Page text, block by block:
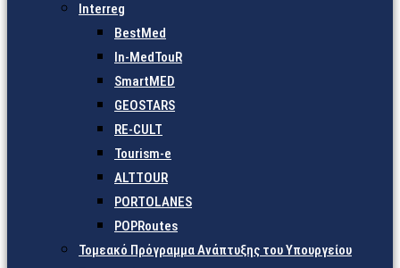
Interreg
BestMed
In-MedTouR
SmartMED
GEOSTARS
RE-CULT
Tourism-e
ALTTOUR
PORTOLANES
POPRoutes
Τομεακό Πρόγραμμα Ανάπτυξης του Υπουργείου